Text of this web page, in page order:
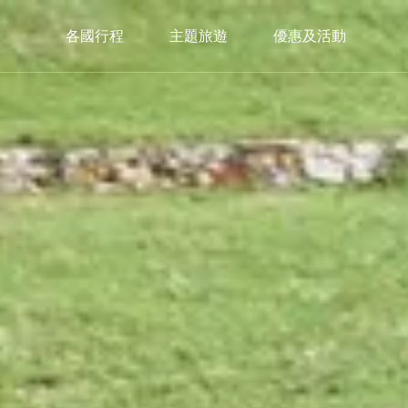
各國行程 主題旅遊 優惠及活動
中歐
C.Europe
捷克
奧地利×捷克×匈牙利
西歐
W.Europe
德國×瑞士
南
義大
葡萄
限定入住｜獨家🏔️策馬特3100飯店
3100 Kulmhotel Gornergrat